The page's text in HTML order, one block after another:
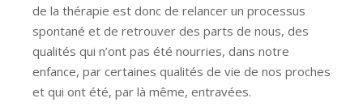
de la thérapie est donc de relancer un processus
spontané et de retrouver des parts de nous, des
qualités qui n’ont pas été nourries, dans notre
enfance, par certaines qualités de vie de nos proches
et qui ont été, par là même, entravées.